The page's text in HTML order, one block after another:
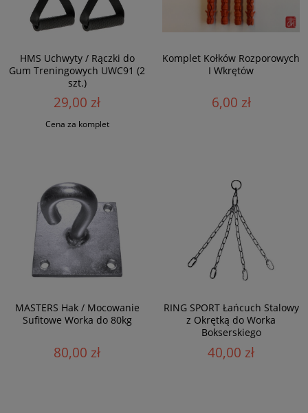
HMS Uchwyty / Rączki do
Gum Treningowych UWC91 (2
szt.)
29,00 zł
Cena za komplet
Komplet Kołków Rozporowych
I Wkrętów
6,00 zł
MASTERS Hak / Mocowanie
Sufitowe Worka do 80kg
80,00 zł
RING SPORT Łańcuch Stalowy
z Okrętką do Worka
Bokserskiego
40,00 zł